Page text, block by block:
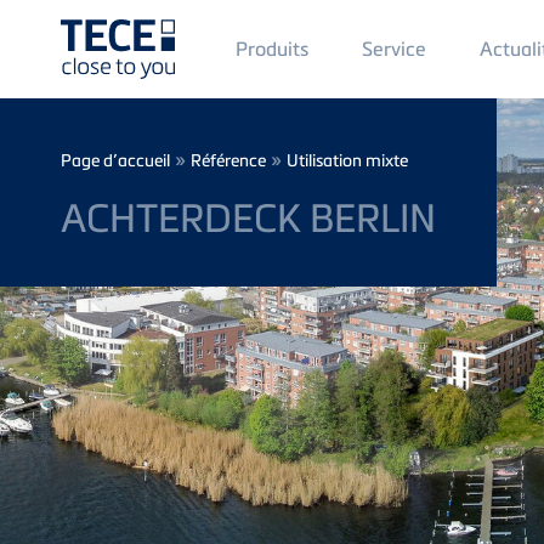
Main
Menü
1
Produits Service
Breadcrumb
Page d’accueil » Référence » Utilisation mixte
ACHTERDECK BERLIN